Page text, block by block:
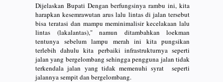
Dijelaskan Bupati Dengan berfungsinya rambu ini, kita
harapkan kesemrawutan arus lalu lintas di jalan tersebut
bisa teratasi dan mampu meminimalisir kecelakaan lalu
lintas (lakalantas)," namun ditambahkan loekman
tentunya sebelum lampu merah ini kita pungsikan
terlebih dahulu kita perbaiki infrastrukturnya seperti
jalan yang bergelombang sehingga pengguna jalan tidak
terkendala jalan yang tidak memenuhi syrat seperti
jalannya sempit dan bergelombang.